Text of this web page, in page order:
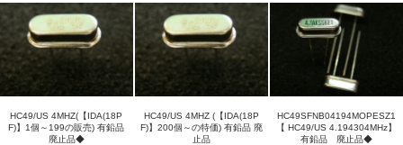
HC49/US 4MHZ(【IDA(18P
F)】1個～199の販売) 有鉛品
廃止品◆
HC49/US 4MHZ (【IDA(18P
F)】200個～の特価) 有鉛品 廃
止品
HC49SFNB04194MOPESZ1
【 HC49/US 4.194304MHz】
有鉛品 廃止品◆